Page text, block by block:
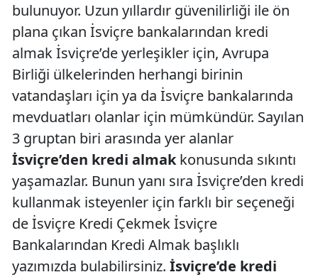
bulunuyor. Uzun yıllardır güvenilirliği ile ön
plana çıkan İsviçre bankalarından kredi
almak İsviçre’de yerleşikler için, Avrupa
Birliği ülkelerinden herhangi birinin
vatandaşları için ya da İsviçre bankalarında
mevduatları olanlar için mümkündür. Sayılan
3 gruptan biri arasında yer alanlar
İsviçre’den kredi almakkonusunda sıkıntı
yaşamazlar. Bunun yanı sıra İsviçre’den kredi
kullanmak isteyenler için farklı bir seçeneği
de İsviçre Kredi Çekmek İsviçre
Bankalarından Kredi Almak başlıklı
yazımızda bulabilirsiniz. İsviçre’de kredi